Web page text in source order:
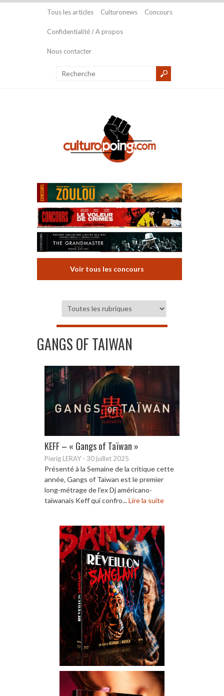
Tous les articles Culturonews Concours
Confidentialité / A propos
Nous contacter
Voir tous les concours
GANGS OF TAIWAN
KEFF – « Gangs of Taïwan »
Pierig LERAY - 30 juillet 2025
Présenté à la Semaine de la critique cette
année, Gangs of Taïwan est le premier
long-métrage de l’ex Dj américano-
taiwanais Keff qui confro...Lire la suite